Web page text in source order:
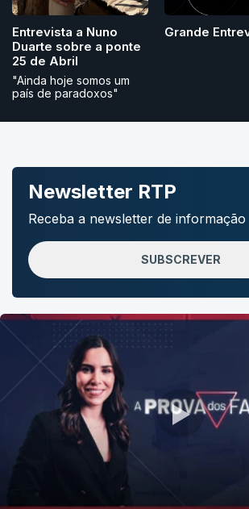
Entrevista a Nuno
Duarte sobre a ponte
25 de Abril
"Ainda hoje somos um
país de paradoxos"
Grande
Newsletter RTP
Receba a newsletter de informação
SUBSCREVER